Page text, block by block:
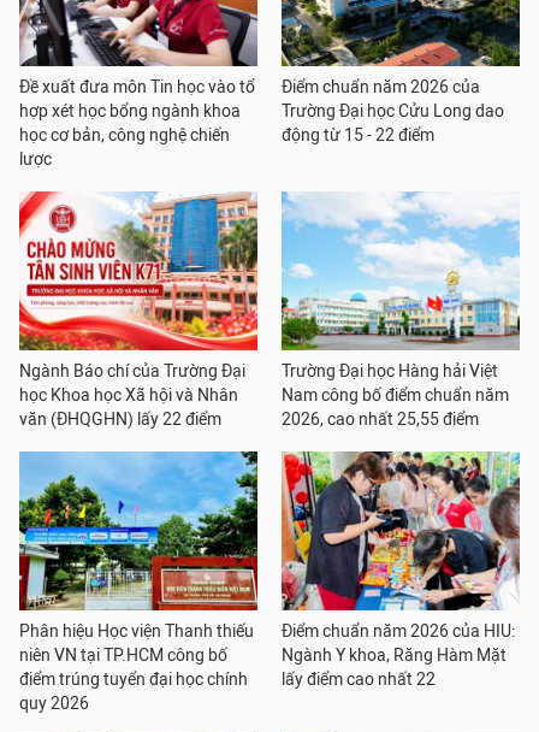
Đề xuất đưa môn Tin học vào tổ
hợp xét học bổng ngành khoa
học cơ bản, công nghệ chiến
lược
Điểm chuẩn năm 2026 của
Trường Đại học Cửu Long dao
động từ 15 - 22 điểm
Ngành Báo chí của Trường Đại
học Khoa học Xã hội và Nhân
văn (ĐHQGHN) lấy 22 điểm
Trường Đại học Hàng hải Việt
Nam công bố điểm chuẩn năm
2026, cao nhất 25,55 điểm
Phân hiệu Học viện Thanh thiếu
niên VN tại TP.HCM công bố
điểm trúng tuyển đại học chính
quy 2026
Điểm chuẩn năm 2026 của HIU:
Ngành Y khoa, Răng Hàm Mặt
lấy điểm cao nhất 22